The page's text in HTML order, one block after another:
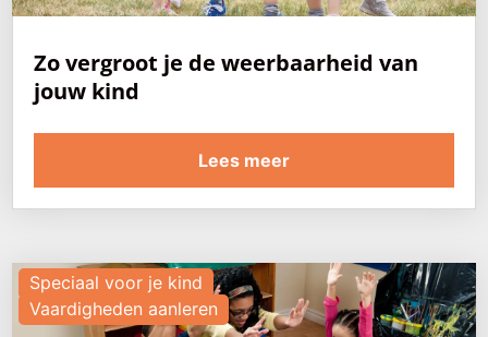
Zo vergroot je de weerbaarheid van
jouw kind
Lees meer
Speciaal voor je kind
Vaardigheden aanleren